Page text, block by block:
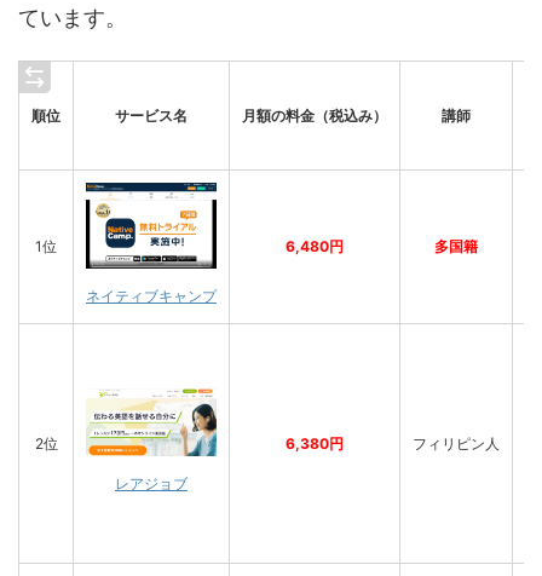
ています。
順位 サービス名 月額の料金（税込み） 講師
1位
ネイティブキャンプ
6,480円 多国籍
2位
レアジョブ
6,380円 フィリピン人